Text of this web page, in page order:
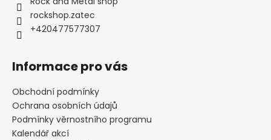
rockshop.zatec
+420477577307
Informace pro vás
Obchodní podmínky
Ochrana osobních údajů
Podmínky věrnostního programu
Kalendář akcí